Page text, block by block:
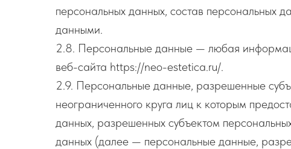
персональных данных, состав персональных
данными.
2.8. Персональные данные — любая
веб-сайта https://neo-estetica.ru/.
2.9. Персональные данные, разрешенные
неограниченного круга лиц к которым
данных, разрешенных субъектом
данных (далее — персональные данные,